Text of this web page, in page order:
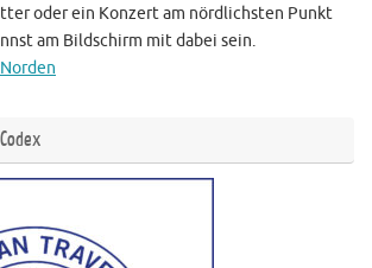
oder ein Konzert am nördlichsten Punkt
am Bildschirm mit dabei sein.